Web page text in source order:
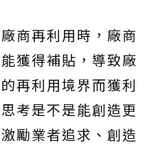
商再利用時，廠商
獲得補貼，導致廠
再利用境界而獲利
考是不是能創造更
勵業者追求、創造